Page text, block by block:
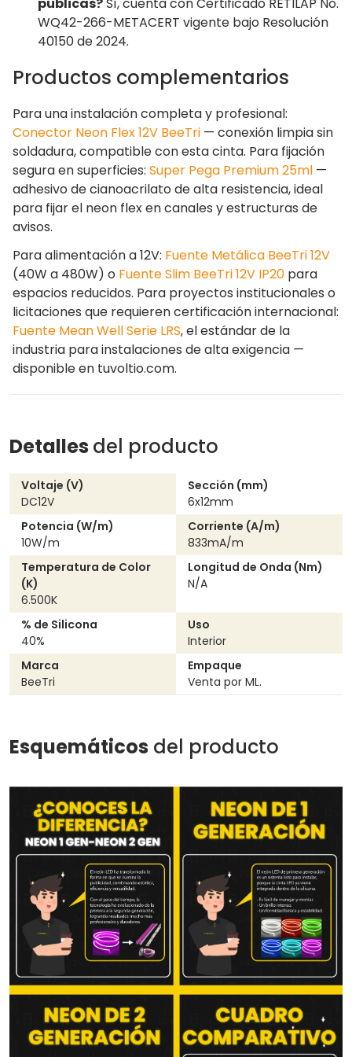
WQ42-266-METACERT vigente bajo Resolución
40150 de 2024.
Productos complementarios
Para una instalación completa y profesional:
Conector Neon Flex 12V BeeTri — conexión limpia sin
soldadura, compatible con esta cinta. Para fijación
segura en superficies: Super Pega Premium 25ml —
adhesivo de cianoacrilato de alta resistencia, ideal
para fijar el neon flex en canales y estructuras de
avisos.
Para alimentación a 12V: Fuente Metálica BeeTri 12V
(40W a 480W) o Fuente Slim BeeTri 12V IP20 para
espacios reducidos. Para proyectos institucionales o
licitaciones que requieren certificación internacional:
Fuente Mean Well Serie LRS, el estándar de la
industria para instalaciones de alta exigencia —
disponible en tuvoltio.com.
Detalles del producto
Voltaje (V)
DC12V
Sección (mm)
6x12mm
Potencia (W/m)
10W/m
Corriente (A/m)
833mA/m
Temperatura de Color
(K)
6.500K
Longitud de Onda (Nm)
N/A
% de Silicona
40%
Uso
interior
Marca
BeeTri
Empaque
Venta por ML.
Esquemáticos del producto